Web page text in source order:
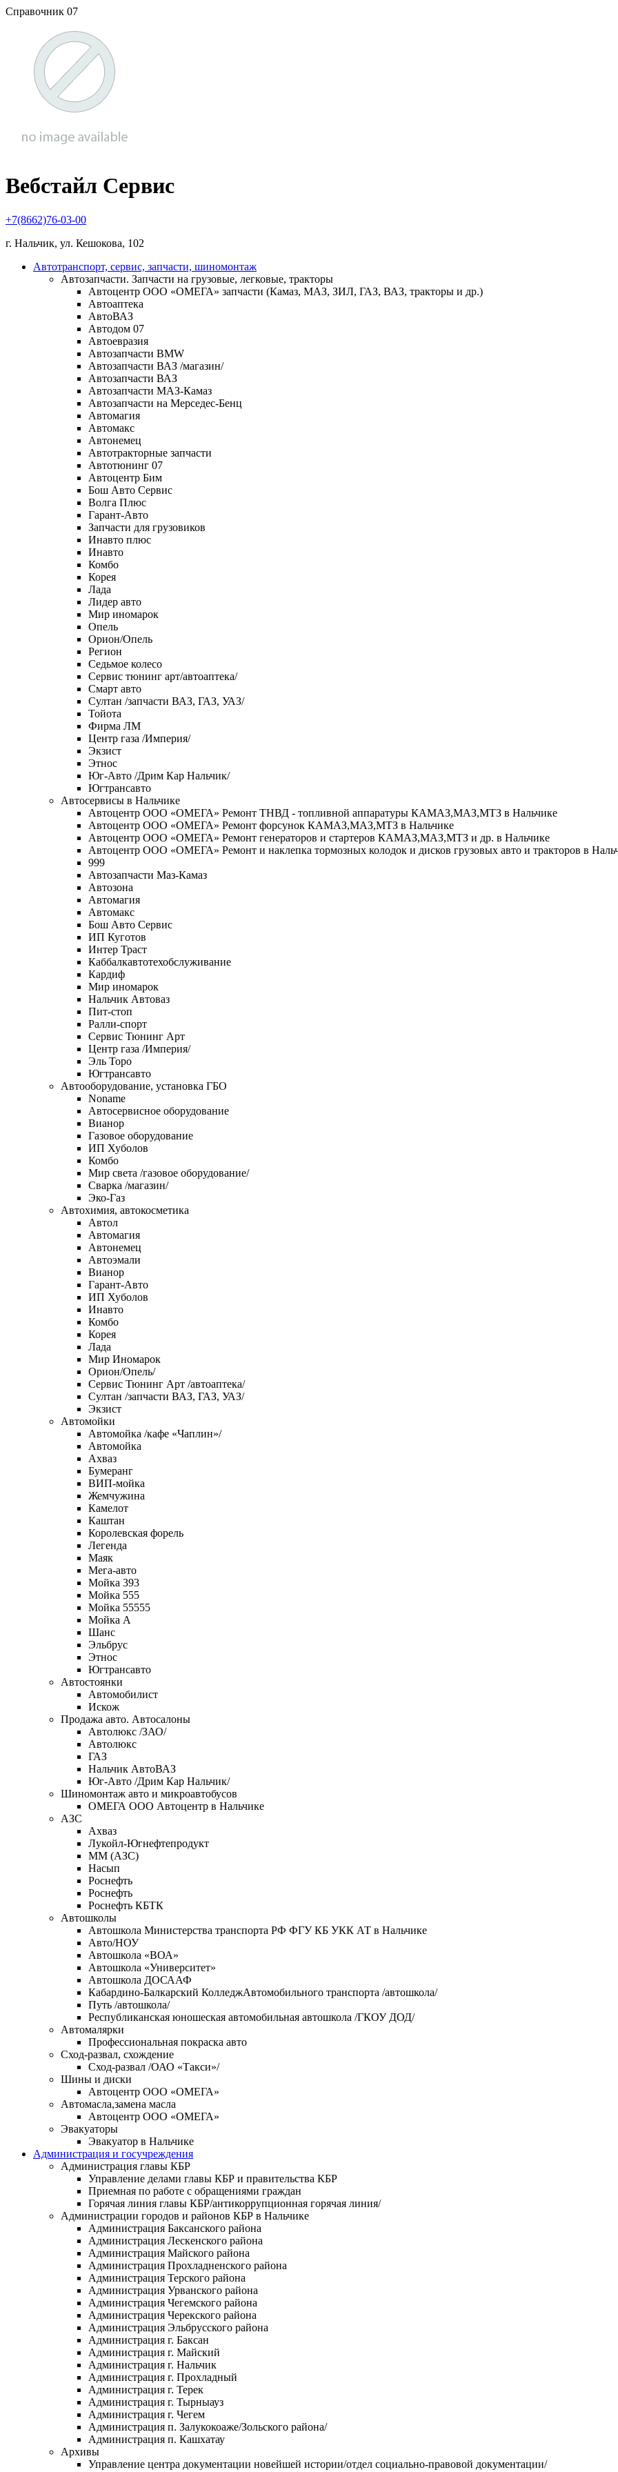
Справочник 07
Вебстайл Сервис
+7(8662)76-03-00
г. Нальчик, ул. Кешокова, 102
Автотранспорт, сервис, запчасти, шиномонтаж
Автозапчасти. Запчасти на грузовые, легковые, тракторы
Автоцентр ООО «ОМЕГА» запчасти (Камаз, МАЗ, ЗИЛ, ГАЗ, ВАЗ, тракторы и др.)
Автоаптека
АвтоВАЗ
Автодом 07
Автоевразия
Автозапчасти BMW
Автозапчасти ВАЗ /магазин/
Автозапчасти ВАЗ
Автозапчасти МАЗ-Камаз
Автозапчасти на Мерседес-Бенц
Автомагия
Автомакс
Автонемец
Автотракторные запчасти
Автотюнинг 07
Автоцентр Бим
Бош Авто Сервис
Волга Плюс
Гарант-Авто
Запчасти для грузовиков
Инавто плюс
Инавто
Комбо
Корея
Лада
Лидер авто
Мир иномарок
Опель
Орион/Опель
Регион
Седьмое колесо
Сервис тюнинг арт/автоаптека/
Смарт авто
Султан /запчасти ВАЗ, ГАЗ, УАЗ/
Тойота
Фирма ЛМ
Центр газа /Империя/
Экзист
Этнос
Юг-Авто /Дрим Кар Нальчик/
Югтрансавто
Автосервисы в Нальчике
Автоцентр ООО «ОМЕГА» Ремонт ТНВД - топливной аппаратуры КАМАЗ,МАЗ,МТЗ в Нальчике
Автоцентр ООО «ОМЕГА» Ремонт форсунок КАМАЗ,МАЗ,МТЗ в Нальчике
Автоцентр ООО «ОМЕГА» Ремонт генераторов и стартеров КАМАЗ,МАЗ,МТЗ и др. в Нальчике
Автоцентр ООО «ОМЕГА» Ремонт и наклепка тормозных колодок и дисков грузовых авто и тракторов в
999
Автозапчасти Маз-Камаз
Автозона
Автомагия
Автомакс
Бош Авто Сервис
ИП Куготов
Интер Траст
Каббалкавтотехобслуживание
Кардиф
Мир иномарок
Нальчик Автоваз
Пит-стоп
Ралли-спорт
Сервис Тюнинг Арт
Центр газа /Империя/
Эль Торо
Югтрансавто
Автооборудование, установка ГБО
Noname
Автосервисное оборудование
Вианор
Газовое оборудование
ИП Хуболов
Комбо
Мир света /газовое оборудование/
Сварка /магазин/
Эко-Газ
Автохимия, автокосметика
Автол
Автомагия
Автонемец
Автоэмали
Вианор
Гарант-Авто
ИП Хуболов
Инавто
Комбо
Корея
Лада
Мир Иномарок
Орион/Опель/
Сервис Тюнинг Арт /автоаптека/
Султан /запчасти ВАЗ, ГАЗ, УАЗ/
Экзист
Автомойки
Автомойка /кафе «Чаплин»/
Автомойка
Ахваз
Бумеранг
ВИП-мойка
Жемчужина
Камелот
Каштан
Королевская форель
Легенда
Маяк
Мега-авто
Мойка 393
Мойка 555
Мойка 55555
Мойка А
Шанс
Эльбрус
Этнос
Югтрансавто
Автостоянки
Автомобилист
Искож
Продажа авто. Автосалоны
Автолюкс /ЗАО/
Автолюкс
ГАЗ
Нальчик АвтоВАЗ
Юг-Авто /Дрим Кар Нальчик/
Шиномонтаж авто и микроавтобусов
ОМЕГА OOO Автоцентр в Нальчике
АЗС
Ахваз
Лукойл-Югнефтепродукт
ММ (АЗС)
Насып
Роснефть
Роснефть
Роснефть КБТК
Автошколы
Автошкола Министерства транспорта РФ ФГУ КБ УКК АТ в Нальчике
Авто/НОУ
Автошкола «ВОА»
Автошкола «Университет»
Автошкола ДОСААФ
Кабардино-Балкарский КолледжАвтомобильного транспорта /автошкола/
Путь /автошкола/
Республиканская юношеская автомобильная автошкола /ГКОУ ДОД/
Автомалярки
Профессиональная покраска авто
Сход-развал, схождение
Сход-развал /ОАО «Такси»/
Шины и диски
Автоцентр ООО «ОМЕГА»
Автомасла,замена масла
Автоцентр ООО «ОМЕГА»
Эвакуаторы
Эвакуатор в Нальчике
Администрация и госучреждения
Администрация главы КБР
Управление делами главы КБР и правительства КБР
Приемная по работе с обращениями граждан
Горячая линия главы КБР/антикоррупционная горячая линия/
Администрации городов и районов КБР в Нальчике
Администрация Баксанского района
Администрация Лескенского района
Администрация Майского района
Администрация Прохладненского района
Администрация Терского района
Администрация Урванского района
Администрация Чегемского района
Администрация Черекского района
Администрация Эльбрусского района
Администрация г. Баксан
Администрация г. Майский
Администрация г. Нальчик
Администрация г. Прохладный
Администрация г. Терек
Администрация г. Тырныауз
Администрация г. Чегем
Администрация п. Залукокоаже/Зольского района/
Администрация п. Кашхатау
Архивы
Управление центра документации новейшей истории/отдел социально-правовой документации/